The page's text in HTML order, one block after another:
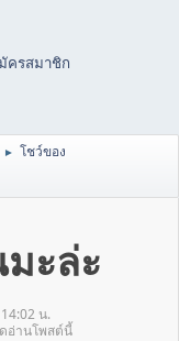
ครสมาชิก
► โชว์ของ
ะล่ะ
น.
อ่านโพสต์นี้